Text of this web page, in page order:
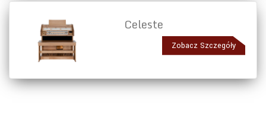
Celeste
Zobacz Szczegóły